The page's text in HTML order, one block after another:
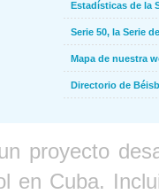
Estadísticas de la
Serie 50, la Serie
Mapa de nuestra
Directorio de
proyecto
en Cuba.